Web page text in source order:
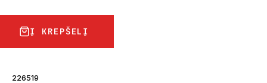
Į KREPŠELĮ
226519